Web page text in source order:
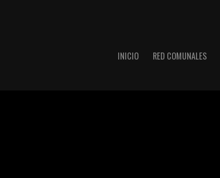
INICIO RED COMUNALES